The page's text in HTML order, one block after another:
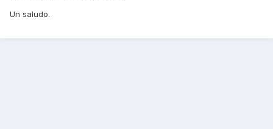
Un saludo.